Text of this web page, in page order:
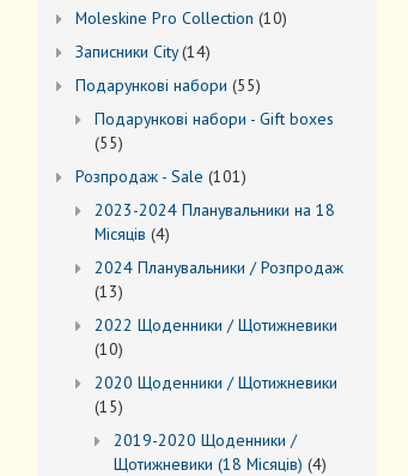
Мoleskine Pro Collection 1010
Записники City 1414
товарів
Подарункові набори 5555
товарів
Подарункові набори - Gift boxes
5555
Розпродаж - Sale 101101
2023-2024 Планувальники на 18
Місяців 44
2024 Планувальники / Розпродаж
1313
товарів
2022 Щоденники / Щотижневики
1010
товарів
2020 Щоденники / Щотижневики
1515
товарів
2019-2020 Щоденники /
Щотижневики (18 Місяців) 44